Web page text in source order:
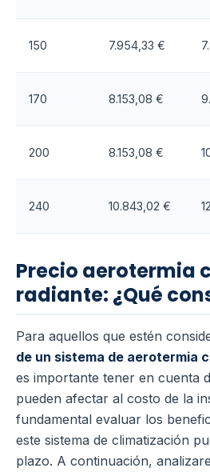
150 7.954,33 €
170 8.153,08 €
200 8.153,08 €
240 10.843,02 €
Precio aerotermia
radiante: ¿Qué
Para aquellos que estén
de un sistema de aerotermia
es importante tener en cuenta
pueden afectar al costo de la
fundamental evaluar los
este sistema de climatización
plazo. A continuación,